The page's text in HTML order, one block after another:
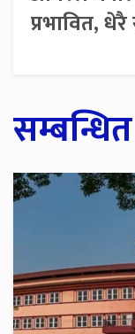
प्रभावित,
सम्बन्धित